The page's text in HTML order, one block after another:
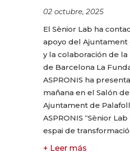
02 octubre, 2025
El Sènior Lab ha
apoyo del Ajuntament
y la colaboración de la
de Barcelona La
ASPRONIS ha
mañana en el Salón
Ajuntament de
ASPRONIS “Sènior
espai de
+ Leer más